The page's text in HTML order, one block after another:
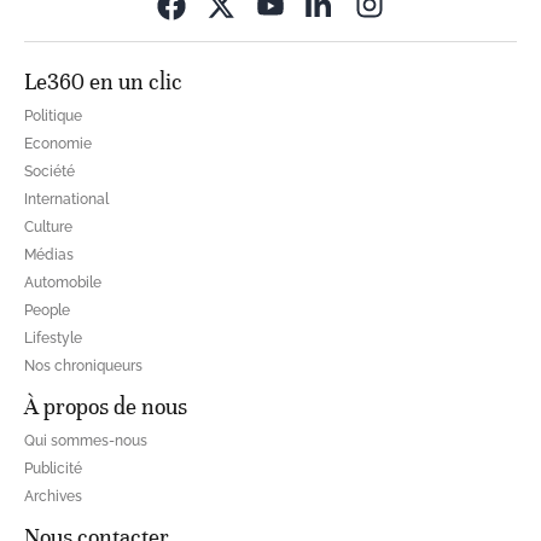
Le360 en un clic
Politique
Economie
Société
International
Culture
Médias
Automobile
People
Lifestyle
Nos chroniqueurs
À propos de nous
Qui sommes-nous
Publicité
Archives